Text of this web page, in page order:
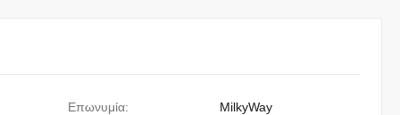
Επωνυμία: MilkyWay